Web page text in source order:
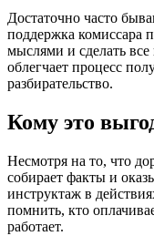
Достаточно часто
поддержка комиссара
мыслями и сделать
облегчает процесс
разбирательство.
Кому это
Несмотря на то, что
собирает факты и
инструктаж в
помнить, кто
работает.